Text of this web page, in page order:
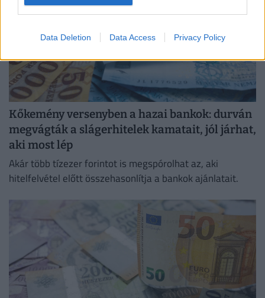
Data Deletion Data Access Privacy Policy
Kőkemény versenyben a hazai bankok: durván
megvágták a slágerhitelek kamatait, jól járhat,
aki most lép
Akár több tízezer forintot is megspórolhat az, aki
hitelfelvétel előtt összehasonlítja a bankok ajánlatait.